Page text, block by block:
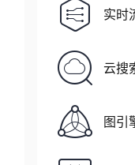
实时
云搜
图引